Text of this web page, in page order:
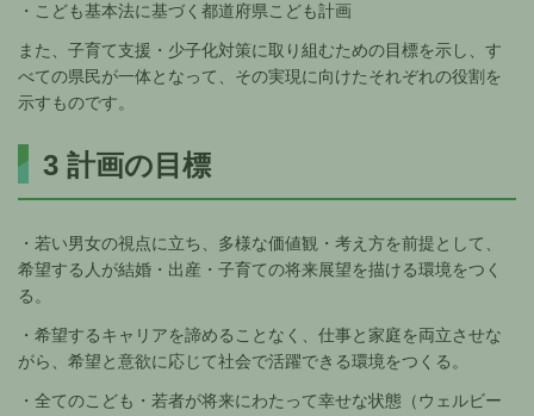
・こども基本法に基づく都道府県こども計画
また、子育て支援・少子化対策に取り組むための目標を示し、す
べての県民が一体となって、その実現に向けたそれぞれの役割を
示すものです。
3 計画の目標
・若い男女の視点に立ち、多様な価値観・考え方を前提として、
希望する人が結婚・出産・子育ての将来展望を描ける環境をつく
る。
・希望するキャリアを諦めることなく、仕事と家庭を両立させな
がら、希望と意欲に応じて社会で活躍できる環境をつくる。
・全てのこども・若者が将来にわたって幸せな状態（ウェルビー